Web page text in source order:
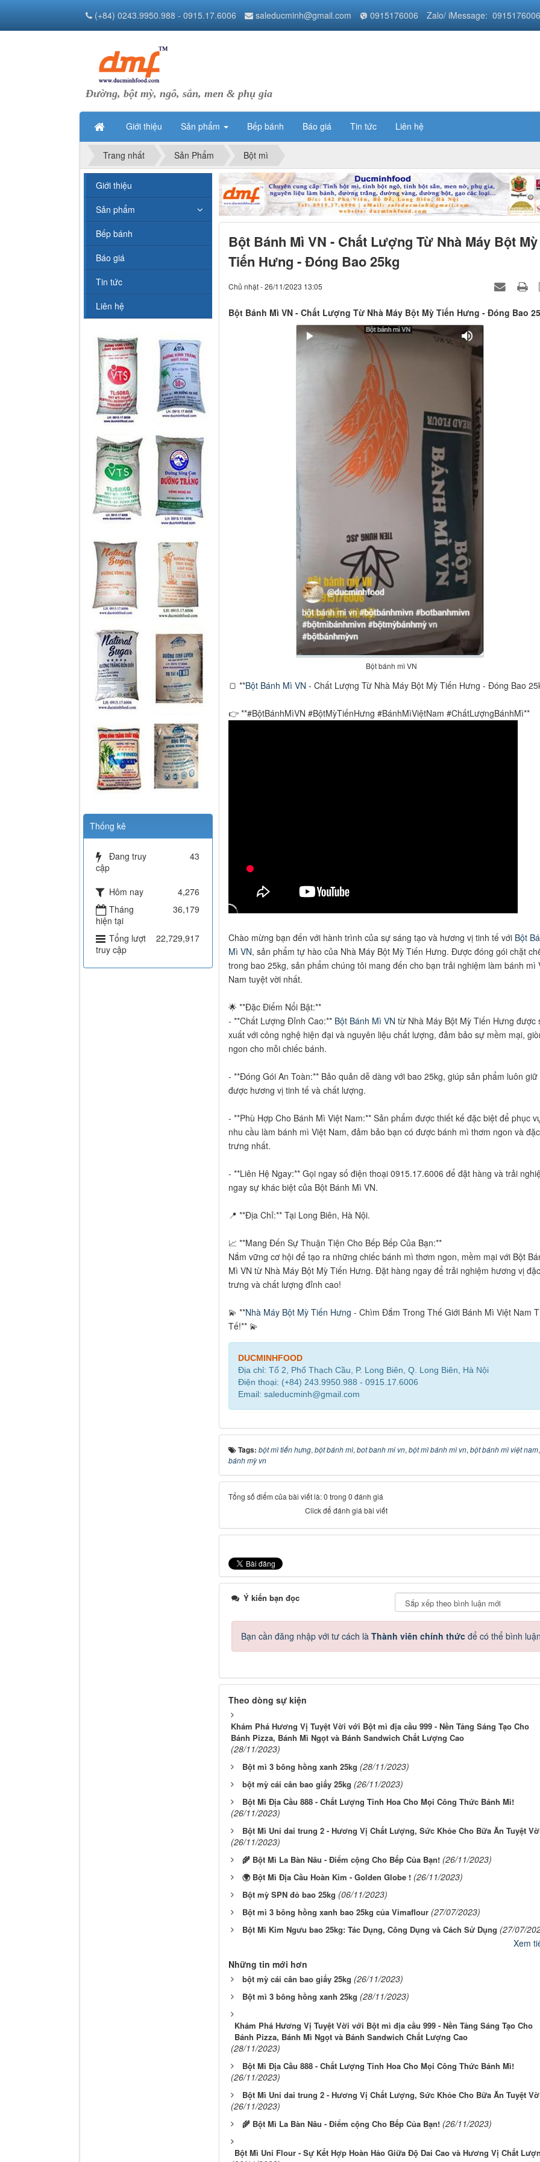
Đường, bột mỳ, ngô, sắn, men & phụ gia
Giới thiệu Sản phẩm Bếp bánh Báo giá Tin tức Liên hệ
(+84) 0243.9950.988 - 0915.17.6006 saleducminh@gmail.com 0915176006 Zalo/ iMessage: 0915176006
Trang nhất Sản Phẩm Bột mì
Bột Bánh Mì VN - Chất Lượng Từ Nhà Máy Bột Mỳ
Tiến Hưng - Đóng Bao 25kg
Chủ nhật - 26/11/2023 13:05
Bột Bánh Mì VN - Chất Lượng Từ Nhà Máy Bột Mỳ Tiến Hưng - Đóng Bao
Bột bánh mì VN
🍞 **Bột Bánh Mì VN - Chất Lượng Từ Nhà Máy Bột Mỳ Tiến Hưng - Đóng Bao
👉 **#BộtBánhMìVN #BộtMỳTiếnHưng #BánhMìViệtNam #ChấtLượngBánhMì**
Chào mừng bạn đến với hành trình của sự sáng tạo và hương vị tinh tế với Bột
Mì VN, sản phẩm tự hào của Nhà Máy Bột Mỳ Tiến Hưng. Được đóng gói chặt
trong bao 25kg, sản phẩm chúng tôi mang đến cho bạn trải nghiệm làm bánh mì
Nam tuyệt vời nhất.
🌟 **Đặc Điểm Nổi Bật:**
- **Chất Lượng Đỉnh Cao:** Bột Bánh Mì VN từ Nhà Máy Bột Mỳ Tiến Hưng được
xuất với công nghệ hiện đại và nguyên liệu chất lượng, đảm bảo sự mềm mại,
ngon cho mỗi chiếc bánh.
- **Đóng Gói An Toàn:** Bảo quản dễ dàng với bao 25kg, giúp sản phẩm luôn giữ
được hương vị tinh tế và chất lượng.
- **Phù Hợp Cho Bánh Mì Việt Nam:** Sản phẩm được thiết kế đặc biệt để phục
nhu cầu làm bánh mì Việt Nam, đảm bảo bạn có được bánh mì thơm ngon và đặc
trưng nhất.
- **Liên Hệ Ngay:** Gọi ngay số điện thoại 0915.17.6006 để đặt hàng và trải
ngay sự khác biệt của Bột Bánh Mì VN.
📍 **Địa Chỉ:** Tại Long Biên, Hà Nội.
📈 **Mang Đến Sự Thuận Tiện Cho Bếp Bếp Của Bạn:**
Nắm vững cơ hội để tạo ra những chiếc bánh mì thơm ngon, mềm mại với Bột
Mì VN từ Nhà Máy Bột Mỳ Tiến Hưng. Đặt hàng ngay để trải nghiệm hương vị đặc
trưng và chất lượng đỉnh cao!
💫 **Nhà Máy Bột Mỳ Tiến Hưng - Chìm Đắm Trong Thế Giới Bánh Mì Việt Nam
Tế!** 💫
DUCMINHFOOD
Địa chỉ: Tổ 2, Phố Thạch Cầu, P. Long Biên, Q. Long Biên, Hà Nội
Điện thoại: (+84) 243.9950.988 - 0915.17.6006
Email: saleducminh@gmail.com
Tags: bột mì tiến hưng, bột bánh mì, bot banh mi vn, bột mì bánh mì vn, bột bánh mì việt nam
bánh mỳ vn
Tổng số điểm của bài viết là: 0 trong 0 đánh giá
Click để đánh giá bài viết
Ý kiến bạn đọc
Bạn cần đăng nhập với tư cách là Thành viên chính thứcđể có thể bình
Theo dòng sự kiện
Khám Phá Hương Vị Tuyệt Vời với Bột mì địa cầu 999 - Nền Tảng Sáng Tạo Cho
Bánh Pizza, Bánh Mì Ngọt và Bánh Sandwich Chất Lượng Cao
(28/11/2023)
Bột mì 3 bông hồng xanh 25kg (28/11/2023)
bột mỳ cái cân bao giấy 25kg (26/11/2023)
Bột Mì Địa Cầu 888 - Chất Lượng Tinh Hoa Cho Mọi Công Thức Bánh Mì!
(26/11/2023)
Bột Mì Uni dai trung 2 - Hương Vị Chất Lượng, Sức Khỏe Cho Bữa Ăn Tuyệt
(26/11/2023)
🌾 Bột Mì La Bàn Nâu - Điểm cộng Cho Bếp Của Bạn! (26/11/2023)
🌍 Bột Mì Địa Cầu Hoàn Kim - Golden Globe ! (26/11/2023)
Bột mỳ SPN đỏ bao 25kg (06/11/2023)
Bột mì 3 bông hồng xanh bao 25kg của Vimaflour (27/07/2023)
Bột Mì Kim Ngưu bao 25kg: Tác Dụng, Công Dụng và Cách Sử Dụng (27/07/
Xem
Những tin mới hơn
bột mỳ cái cân bao giấy 25kg (26/11/2023)
Bột mì 3 bông hồng xanh 25kg (28/11/2023)
Khám Phá Hương Vị Tuyệt Vời với Bột mì địa cầu 999 - Nền Tảng Sáng Tạo Cho
Bánh Pizza, Bánh Mì Ngọt và Bánh Sandwich Chất Lượng Cao
(28/11/2023)
Bột Mì Địa Cầu 888 - Chất Lượng Tinh Hoa Cho Mọi Công Thức Bánh Mì!
(26/11/2023)
Bột Mì Uni dai trung 2 - Hương Vị Chất Lượng, Sức Khỏe Cho Bữa Ăn Tuyệt
(26/11/2023)
🌾 Bột Mì La Bàn Nâu - Điểm cộng Cho Bếp Của Bạn! (26/11/2023)
Bột Mì Uni Flour - Sự Kết Hợp Hoàn Hảo Giữa Độ Dai Cao và Hương Vị Chất
Giới thiệu
Sản phẩm
Bếp bánh
Báo giá
Tin tức
Liên hệ
Thống kê
Đang truy
cập
43
Hôm nay
4,276
Tháng
hiện tại
36,179
Tổng lượt
truy cập
22,729,917